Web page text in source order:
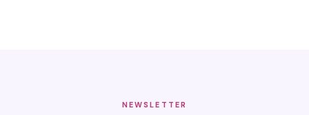
NEWSLETTER